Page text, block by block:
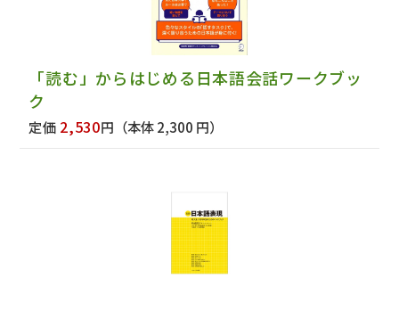
「読む」からはじめる日本語会話ワークブッ
ク
定価 2,530円 （本体 2,300 円）